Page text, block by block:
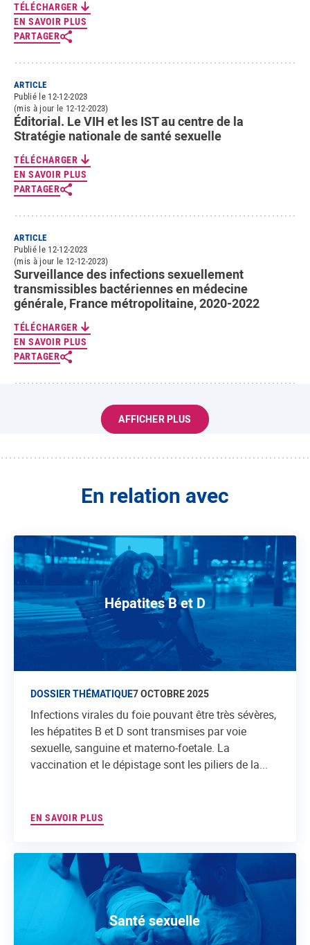
TÉLÉCHARGER
EN SAVOIR PLUS
PARTAGER
ARTICLE
Publié le 12-12-2023
(mis à jour le 12-12-2023)
Éditorial. Le VIH et les IST au centre de la
Stratégie nationale de santé sexuelle
TÉLÉCHARGER
EN SAVOIR PLUS
PARTAGER
ARTICLE
Publié le 12-12-2023
(mis à jour le 12-12-2023)
Surveillance des infections sexuellement
transmissibles bactériennes en médecine
générale, France métropolitaine, 2020-2022
TÉLÉCHARGER
EN SAVOIR PLUS
PARTAGER
AFFICHER PLUS
En relation avec
Hépatites B et D
DOSSIER THÉMATIQUE7 OCTOBRE 2025
Infections virales du foie pouvant être très sévères,
les hépatites B et D sont transmises par voie
sexuelle, sanguine et materno-foetale. La
vaccination et le dépistage sont les piliers de la...
EN SAVOIR PLUS
Santé sexuelle